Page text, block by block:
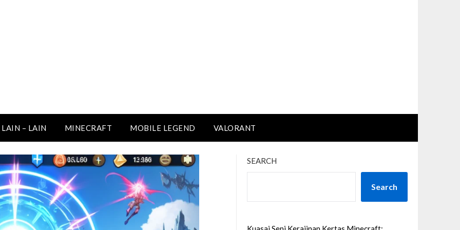
LAIN – LAIN MINECRAFT MOBILE LEGEND VALORANT
SEARCH
Search